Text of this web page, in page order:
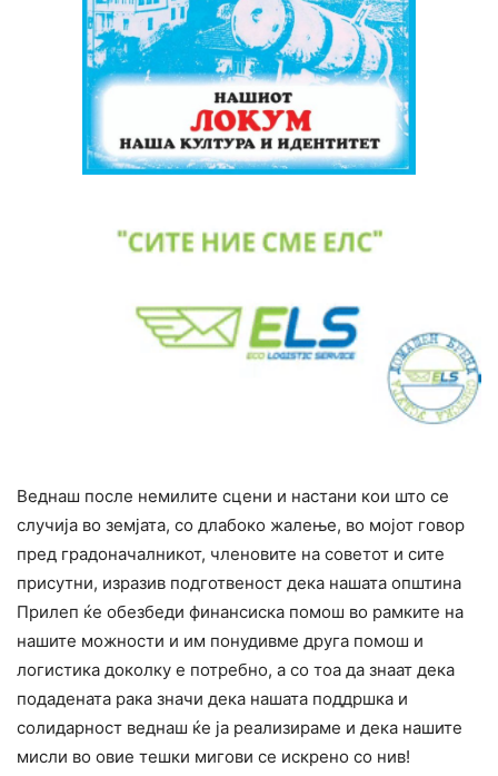
Веднаш после немилите сцени и настани кои што се
случија во земјата, со длабоко жалење, во мојот говор
пред градоначалникот, членовите на советот и сите
присутни, изразив подготвеност дека нашата општина
Прилеп ќе обезбеди финансиска помош во рамките на
нашите можности и им понудивме друга помош и
логистика доколку е потребно, а со тоа да знаат дека
подадената рака значи дека нашата поддршка и
солидарност веднаш ќе ја реализираме и дека нашите
мисли во овие тешки мигови се искрено со нив!